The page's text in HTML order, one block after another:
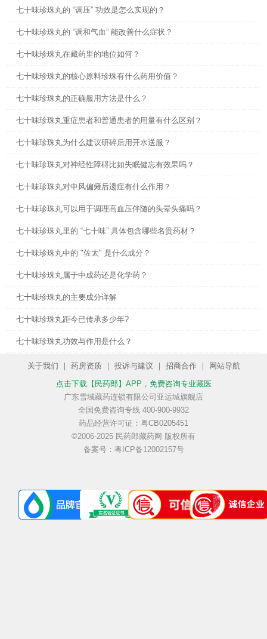
七十味珍珠丸的 “调压” 功效是怎么实现的？
七十味珍珠丸的 “调和气血” 能改善什么症状？
七十味珍珠丸在藏药里的地位如何？
七十味珍珠丸的核心原料珍珠有什么药用价值？
七十味珍珠丸的正确服用方法是什么？
七十味珍珠丸重症患者和普通患者的用量有什么区别？
七十味珍珠丸为什么建议研碎后用开水送服？
七十味珍珠丸对神经性障碍比如失眠健忘有效果吗？
七十味珍珠丸对中风偏瘫后遗症有什么作用？
七十味珍珠丸可以用于调理高血压伴随的头晕头痛吗？
七十味珍珠丸里的 “七十味” 具体包含哪些名贵药材？
七十味珍珠丸中的 "佐太" 是什么成分？
七十味珍珠丸属于中成药还是化学药？
七十味珍珠丸的主要成分详解
七十味珍珠丸距今已传承多少年?
七十味珍珠丸功效与作用是什么？
关于我们 ｜ 药房资质｜ 投诉与建议 ｜ 招商合作｜
网站导航
点击下载【民药郎】APP ，免费咨询专业藏医
广东雪域藏药连锁有限公司亚运城旗舰店
全国免费咨询专线 400-900-9932
药品经营许可证：粤CB0205451
©2006-2025 民药郎藏药网 版权所有
备案号：粤ICP备12002157号